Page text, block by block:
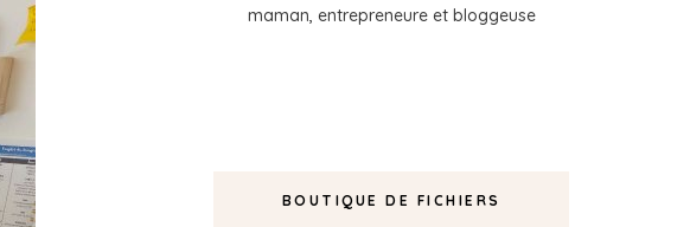
maman, entrepreneure et bloggeuse
BOUTIQUE DE FICHIERS